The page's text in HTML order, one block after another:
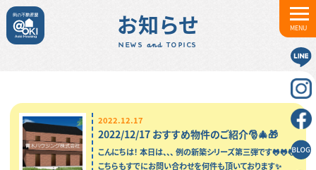
MENU
お知らせ
NEWS and TOPICS
2022.12.17
2022/12/17 おすすめ物件のご紹介🎅🎄🎁
こんにちは！ 本日は、、、 例の新築シリーズ第三弾です🐸🐸🐸
こちらもすでにお問い合わせを何件も頂いております✨